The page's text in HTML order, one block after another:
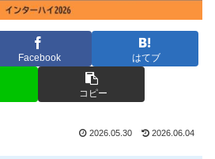
Facebook はてブ
コピー
2026.05.30 2026.06.04